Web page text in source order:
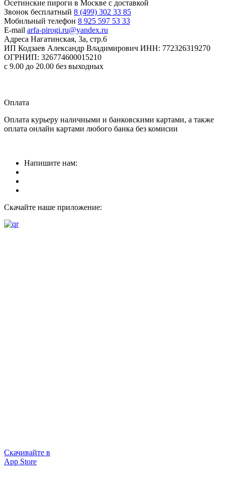
Осетинские пироги в Москве с доставкой
Звонок бесплатный 8 (499) 302 33 85
Мобильный телефон 8 925 597 53 33
E-mail arfa-pirogi.ru@yandex.ru
Адреса Нагатинская, 3а, стр.6
ИП Кодзаев Александр Владимирович ИНН: 772326319270
ОГРНИП: 326774600015210
с 9.00 до 20.00 без выходных
Оплата
Оплата курьеру наличными и банковскими картами, а также
оплата онлайн картами любого банка без комисии
Напишите нам:
Скачайте наше приложение:
Скачивайте в
App Store